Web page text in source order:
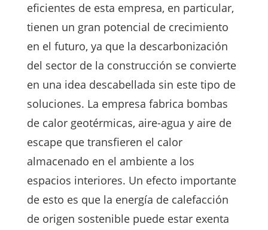
eficientes de esta empresa, en particular,
tienen un gran potencial de crecimiento
en el futuro, ya que la descarbonización
del sector de la construcción se convierte
en una idea descabellada sin este tipo de
soluciones. La empresa fabrica bombas
de calor geotérmicas, aire-agua y aire de
escape que transfieren el calor
almacenado en el ambiente a los
espacios interiores. Un efecto importante
de esto es que la energía de calefacción
de origen sostenible puede estar exenta